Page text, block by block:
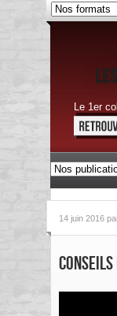
Le 1er
14 juin 2016